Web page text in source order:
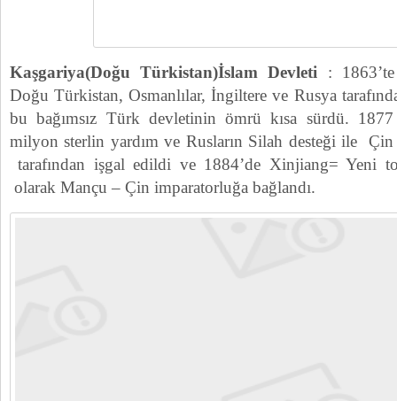
Kaşgariya(Doğu Türkistan)İslam Devleti : 1863’te
Doğu Türkistan, Osmanlılar, İngiltere ve Rusya
bu bağımsız Türk devletinin ömrü kısa sürdü.
milyon sterlin yardım ve Rusların Silah desteği ile Çin
tarafından işgal edildi ve 1884’de Xinjiang= Yeni
olarak Mançu – Çin imparatorluğa bağlandı.